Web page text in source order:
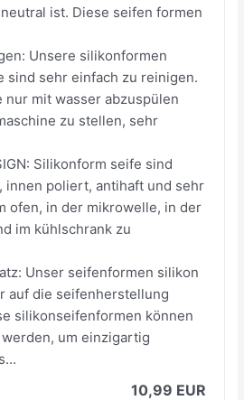
ist. Diese seifen formen
Unsere silikonformen
sind sehr einfach zu reinigen.
nur mit wasser abzuspülen
zu stellen, sehr
Silikonform seife sind
innen poliert, antihaft und sehr
ofen, in der mikrowelle, in der
im kühlschrank zu
Unser seifenformen silikon
auf die seifenherstellung
silikonseifenformen können
um einzigartig
10,99 EUR